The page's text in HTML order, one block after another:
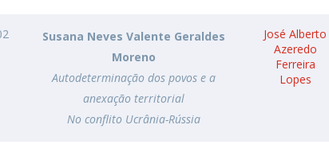
Susana Neves Valente Geraldes
Moreno
Autodeterminação dos povos e a
anexação territorial
No conflito Ucrânia-Rússia
José Alberto
Azeredo
Ferreira
Lopes